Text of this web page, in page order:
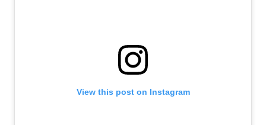
View this post on Instagram